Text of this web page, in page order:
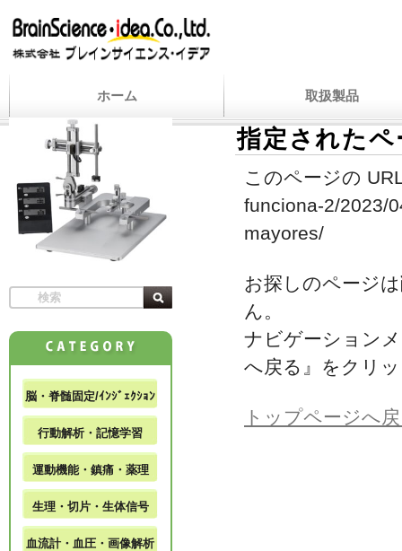
ホーム 取扱製品
指定された
このページの
funciona-2/2023/
mayores/
お探しのページ
ん。
ナビゲーション
へ戻る』をクリ
トップページへ
脳・脊髄固定/ｲﾝｼﾞｪｸｼｮﾝ
行動解析・記憶学習
運動機能・鎮痛・薬理
生理・切片・生体信号
血流計・血圧・画像解析